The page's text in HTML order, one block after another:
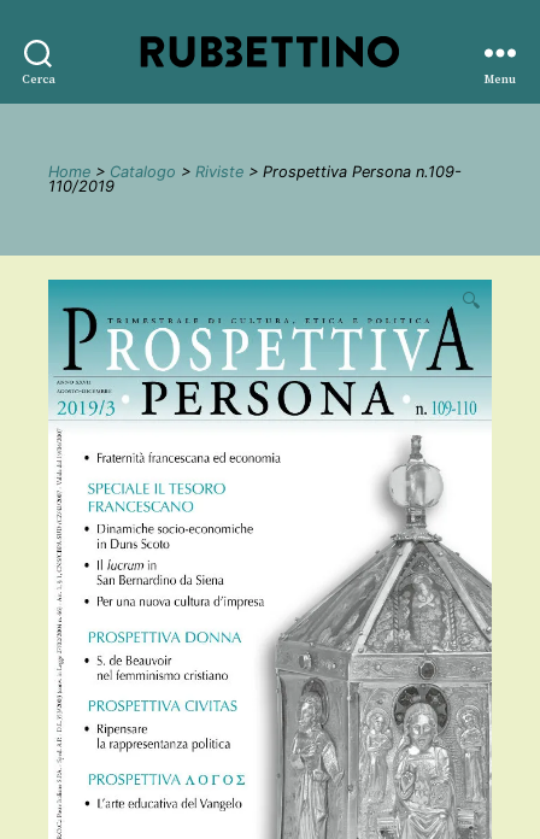
Cerca
editore
Menu
Home > Catalogo > Riviste > Prospettiva Persona n.109-
110/2019
🔍